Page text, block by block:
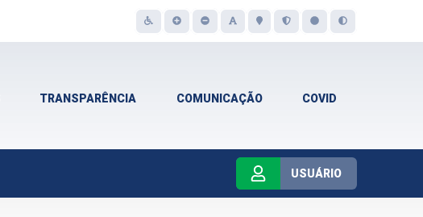
TRANSPARÊNCIA COMUNICAÇÃO COVID
USUÁRIO